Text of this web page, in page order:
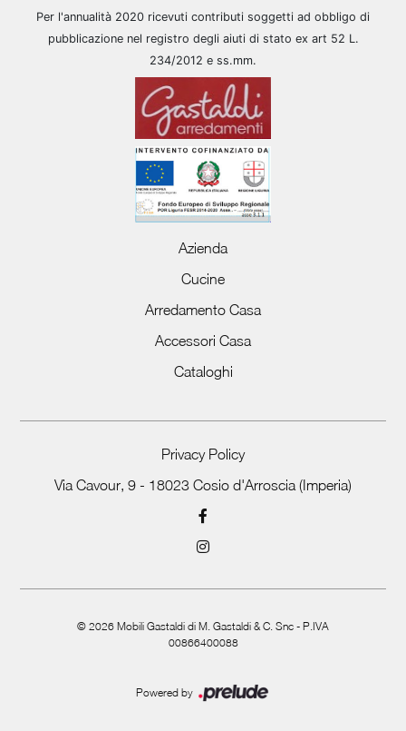
Per l'annualità 2020 ricevuti contributi soggetti ad obbligo di
pubblicazione nel registro degli aiuti di stato ex art 52 L.
234/2012 e ss.mm.
Azienda
Cucine
Arredamento Casa
Accessori Casa
Cataloghi
Privacy Policy
Via Cavour, 9 - 18023 Cosio d'Arroscia (Imperia)
© 2026 Mobili Gastaldi di M. Gastaldi & C. Snc - P.IVA
00866400088
Powered by